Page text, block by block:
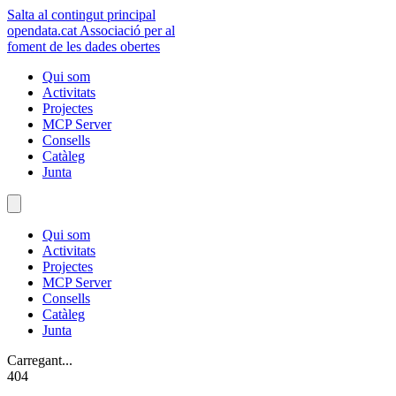
Salta al contingut principal
opendata.cat Associació per al
foment de les dades obertes
Qui som
Activitats
Projectes
MCP Server
Consells
Catàleg
Junta
Qui som
Activitats
Projectes
MCP Server
Consells
Catàleg
Junta
Carregant...
404